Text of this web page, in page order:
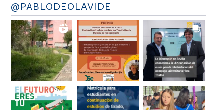
@PABLODEOLAVIDE